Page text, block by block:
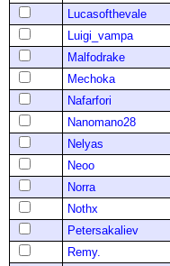
Lucasofthevale
Luigi_vampa
Malfodrake
Mechoka
Nafarfori
Nanomano28
Nelyas
Neoo
Norra
Nothx
Petersakaliev
Remy.